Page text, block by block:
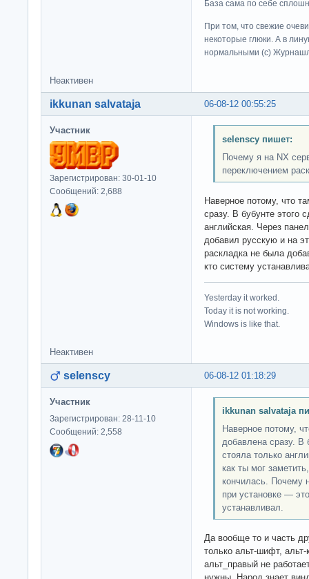
База сама по себе
При том, что свежие
некоторые глюки. А в
нормальными (c)
Неактивен
06-08-12 00:55:25
ikkunan salvataja
Участник
Зарегистрирован: 30-01-10
Сообщений: 2,688
selenscy пишет:
Почему я на NX
переключением
Наверное потому, что
сразу. В бубунте этого
английская. Через
добавил русскую и на
раскладка не была
кто систему
Yesterday it worked.
Today it is not working.
Windows is like that.
Неактивен
06-08-12 01:18:29
selenscy
Участник
Зарегистрирован: 28-11-10
Сообщений: 2,558
ikkunan salvataja
Наверное потому,
добавлена сразу. В
стояла только
как ты мог
кончилась. Почему
при установке —
устанавливал.
Да вообще то и часть
только альт-шифт,
альт_правый не